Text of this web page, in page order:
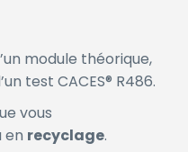
module théorique,
test CACES® R486.
vous
en recyclage.